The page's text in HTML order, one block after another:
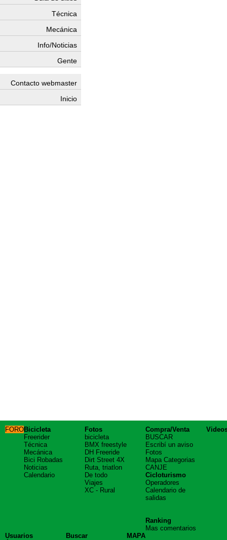
Técnica
Mecánica
Info/Noticias
Gente
Contacto webmaster
Inicio
FOROBicicleta
Freerider
Técnica
Mecánica
Bici Robadas
Noticias
Calendario
Fotos
bicicleta
BMX freestyle
DH Freeride
Dirt Street 4X
Ruta, triatlon
De todo
Viajes
XC - Rural
Compra/Venta
BUSCAR
Escribí un aviso
Fotos
Mapa Categorias
CANJE
Cicloturismo
Operadores
Calendario de
salidas
Ranking
Mas comentarios
Usuarios
Buscar
MAPA